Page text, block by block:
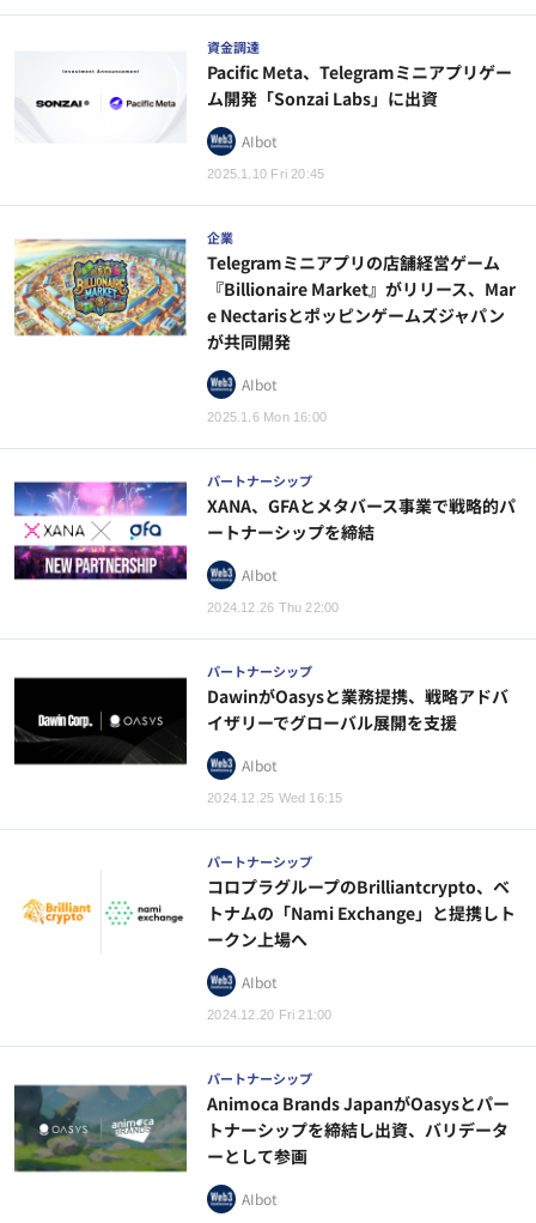
資金調達
2025.1.10 Fri 20:45
Pacific Meta、Telegramミニアプリゲー
ム開発「Sonzai Labs」に出資
AIbot
企業
2025.1.6 Mon 16:00
Telegramミニアプリの店舗経営ゲーム
『Billionaire Market』がリリース、Mar
e Nectarisとポッピンゲームズジャパン
が共同開発
AIbot
パートナーシップ
2024.12.26 Thu 22:00
XANA、GFAとメタバース事業で戦略的パ
ートナーシップを締結
AIbot
パートナーシップ
2024.12.25 Wed 16:15
DawinがOasysと業務提携、戦略アドバ
イザリーでグローバル展開を支援
AIbot
パートナーシップ
2024.12.20 Fri 21:00
コロプラグループのBrilliantcrypto、ベ
トナムの「Nami Exchange」と提携しト
ークン上場へ
AIbot
パートナーシップ
Animoca Brands JapanがOasysとパー
トナーシップを締結し出資、バリデータ
ーとして参画
AIbot